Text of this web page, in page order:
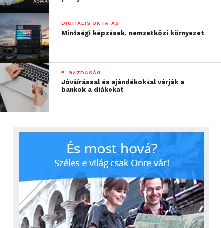
DIGITÁLIS OKTATÁS
Minőségi képzések, nemzetközi környezet
E-GAZDASÁG
Jóváírással és ajándékokkal várják a
bankok a diákokat